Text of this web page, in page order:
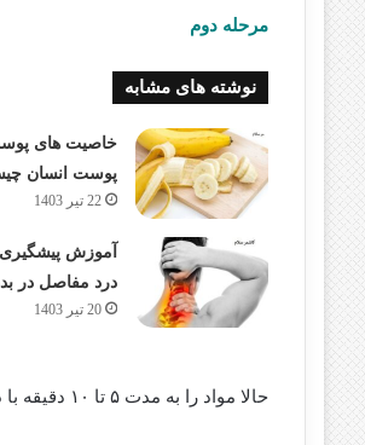
مرحله دوم
نوشته های مشابه
خاصیت های
پوست انسان
22 تیر 1403
آموزش پیشگیری
درد مفاصل در
20 تیر 1403
حالا مواد را به مدت ۵ تا ۱۰ دقیقه با دست ورز می دهیم،